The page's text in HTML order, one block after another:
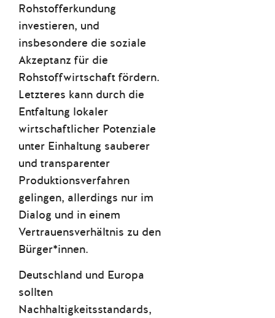
Rohstofferkundung
investieren, und
insbesondere die soziale
Akzeptanz für die
Rohstoffwirtschaft fördern.
Letzteres kann durch die
Entfaltung lokaler
wirtschaftlicher Potenziale
unter Einhaltung sauberer
und transparenter
Produktionsverfahren
gelingen, allerdings nur im
Dialog und in einem
Vertrauensverhältnis zu den
Bürger*innen.
Deutschland und Europa
sollten
Nachhaltigkeitsstandards,